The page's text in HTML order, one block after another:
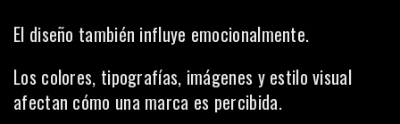
El diseño también influye emocionalmente.
Los colores, tipografías, imágenes y estilo visual
afectan cómo una marca es percibida.